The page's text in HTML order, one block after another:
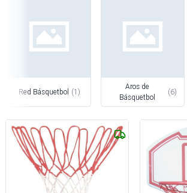
Red Básquetbol (1 )
Aros de
Básquetbol
(6)